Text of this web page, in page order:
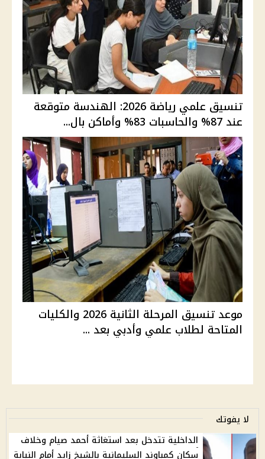
تنسيق علمي رياضة 2026: الهندسة متوقعة
عند 87% والحاسبات 83% وأماكن بال...
موعد تنسيق المرحلة الثانية 2026 والكليات
المتاحة لطلاب علمي وأدبي بعد ...
لا يفوتك
الداخلية تتدخل بعد استغاثة أحمد صيام وخلاف
سكان كمباوند السليمانية بالشيخ زايد أمام النيابة